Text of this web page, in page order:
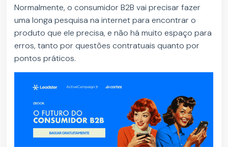
Normalmente, o consumidor B2B vai precisar fazer
uma longa pesquisa na internet para encontrar o
produto que ele precisa, e não há muito espaço para
erros, tanto por questões contratuais quanto por
pontos práticos.